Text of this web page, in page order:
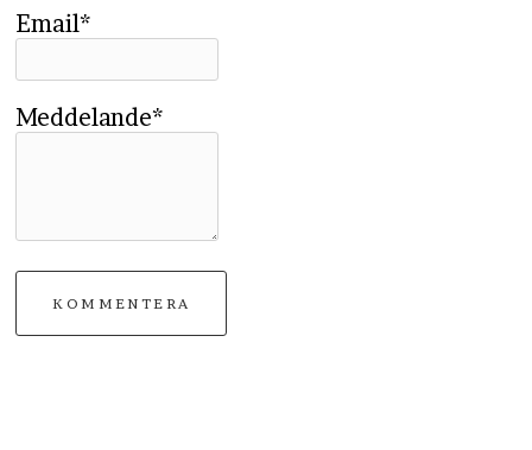
Email*
Meddelande*
KOMMENTERA